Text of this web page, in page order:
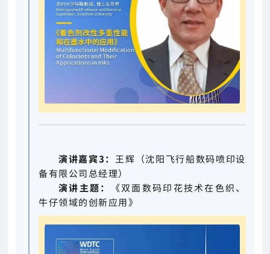
演讲嘉宾3： 王辉（沈阳飞行船数码喷印设
备有限公司总经理）
演讲主题：
《双面数码印花技术在色织、
牛仔领域的创新应用》